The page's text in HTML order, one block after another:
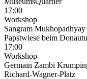
17:00
Workshop
Sangram
Papstwiese beim
17:00
Workshop
Germain Zambi
Richard-Wagner-Platz